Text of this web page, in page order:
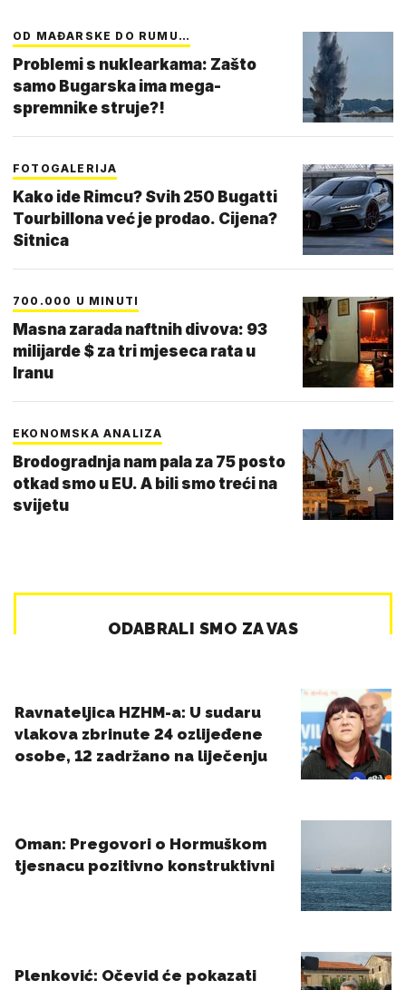
OD MAĐARSKE DO RUMU…
Problemi s nuklearkama: Zašto
samo Bugarska ima mega-
spremnike struje?!
FOTOGALERIJA
Kako ide Rimcu? Svih 250 Bugatti
Tourbillona već je prodao. Cijena?
Sitnica
700.000 U MINUTI
Masna zarada naftnih divova: 93
milijarde $ za tri mjeseca rata u
Iranu
EKONOMSKA ANALIZA
Brodogradnja nam pala za 75 posto
otkad smo u EU. A bili smo treći na
svijetu